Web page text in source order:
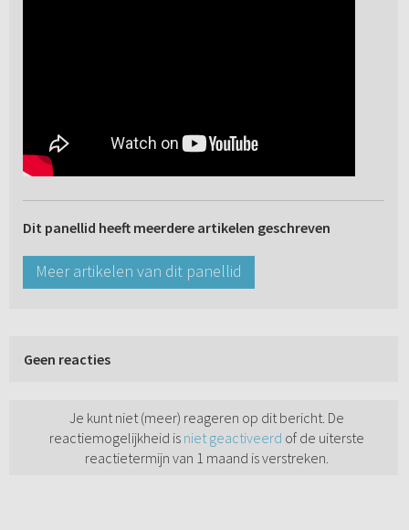
Dit panellid heeft meerdere artikelen geschreven
Meer artikelen van dit panellid
Geen reacties
Je kunt niet (meer) reageren op dit bericht. De
reactiemogelijkheid is niet geactiveerd of de uiterste
reactietermijn van 1 maand is verstreken.